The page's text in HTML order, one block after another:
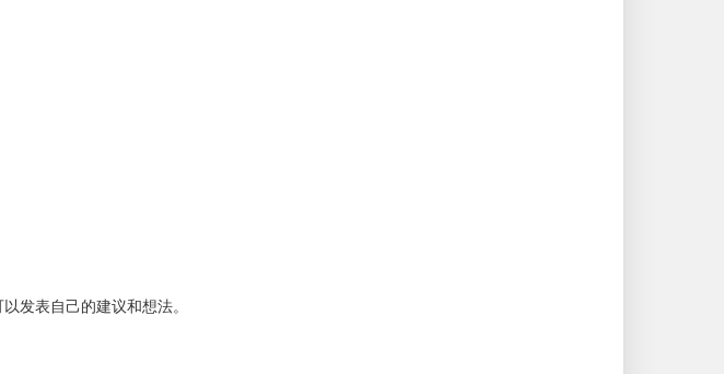
发表自己的建议和想法。